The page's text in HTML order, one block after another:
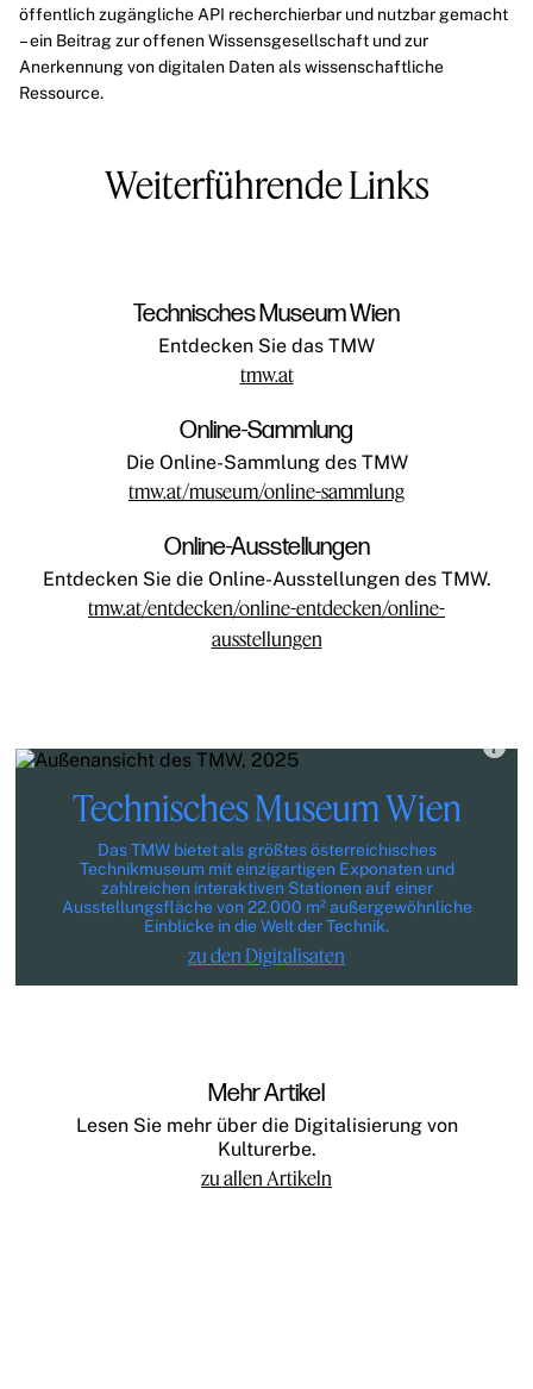
öffentlich zugängliche API recherchierbar und nutzbar gemacht
– ein Beitrag zur offenen Wissensgesellschaft und zur
Anerkennung von digitalen Daten als wissenschaftliche
Ressource.
Weiterführende Links
Technisches Museum Wien
Entdecken Sie das TMW
tmw.at
Online-Sammlung
Die Online-Sammlung des TMW
tmw.at/museum/online-sammlung
Online-Ausstellungen
Entdecken Sie die Online-Ausstellungen des TMW.
tmw.at/entdecken/online-entdecken/online-
ausstellungen
Technisches Museum Wien
Das TMW bietet als größtes österreichisches
Technikmuseum mit einzigartigen Exponaten und
zahlreichen interaktiven Stationen auf einer
Ausstellungsfläche von 22.000 m² außergewöhnliche
Einblicke in die Welt der Technik.
zu den Digitalisaten
Mehr Artikel
Lesen Sie mehr über die Digitalisierung von
Kulturerbe.
zu allen Artikeln